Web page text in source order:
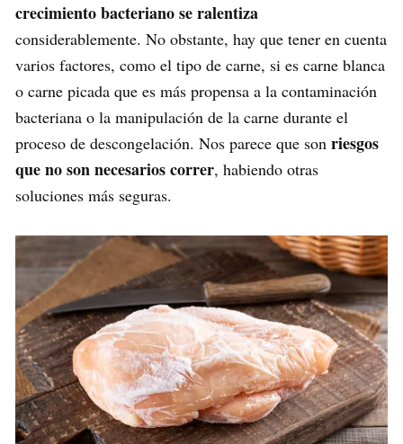
crecimiento bacteriano se ralentiza
considerablemente. No obstante, hay que tener en cuenta
varios factores, como el tipo de carne, si es carne blanca
o carne picada que es más propensa a la contaminación
bacteriana o la manipulación de la carne durante el
proceso de descongelación. Nos parece que son riesgos
que no son necesarios correr, habiendo otras
soluciones más seguras.